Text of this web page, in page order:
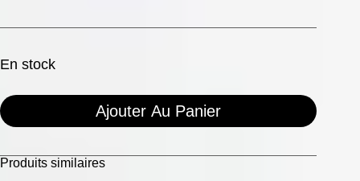
En stock
Ajouter Au Panier
Produits similaires